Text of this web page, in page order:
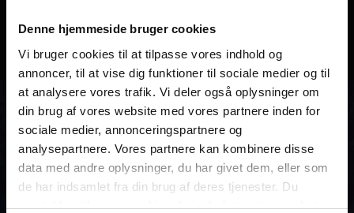
Denne hjemmeside bruger cookies
Vi bruger cookies til at tilpasse vores indhold og
annoncer, til at vise dig funktioner til sociale medier og til
at analysere vores trafik. Vi deler også oplysninger om
din brug af vores website med vores partnere inden for
sociale medier, annonceringspartnere og
analysepartnere. Vores partnere kan kombinere disse
data med andre oplysninger, du har givet dem, eller som
de har indsamlet fra din brug af deres tjenester. Du
samtykker til vores cookies, hvis du fortsætter med at
ALTID MED!
DEN OFFICIELLE AGF-APP